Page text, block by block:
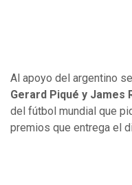
Al apoyo del argentino
Gerard Piqué y James
del fútbol mundial que
premios que entrega el